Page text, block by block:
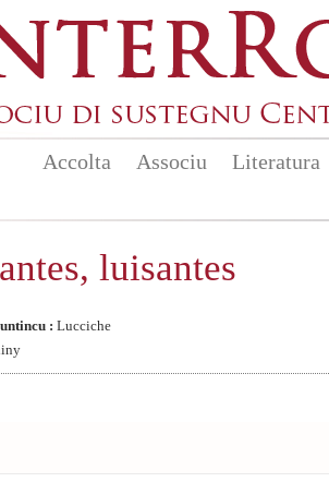
Accolta Associu Literatura
luisantes
: Lucciche